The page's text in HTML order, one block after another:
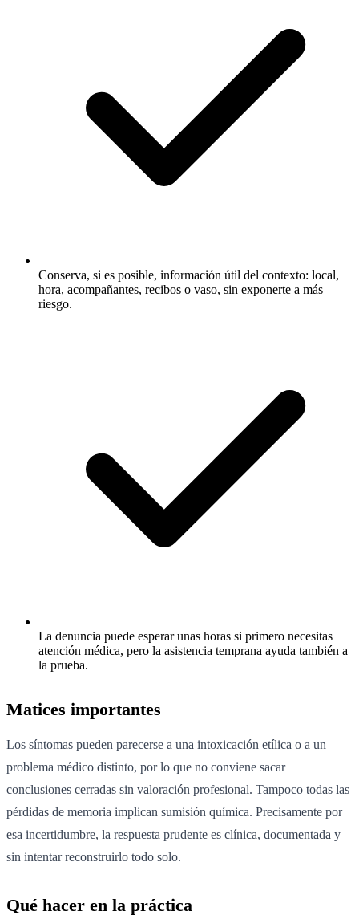
Conserva, si es posible, información útil del contexto: local,
hora, acompañantes, recibos o vaso, sin exponerte a más
riesgo.
La denuncia puede esperar unas horas si primero necesitas
atención médica, pero la asistencia temprana ayuda también a
la prueba.
Matices importantes
Los síntomas pueden parecerse a una intoxicación etílica o a un
problema médico distinto, por lo que no conviene sacar
conclusiones cerradas sin valoración profesional. Tampoco todas las
pérdidas de memoria implican sumisión química. Precisamente por
esa incertidumbre, la respuesta prudente es clínica, documentada y
sin intentar reconstruirlo todo solo.
Qué hacer en la práctica